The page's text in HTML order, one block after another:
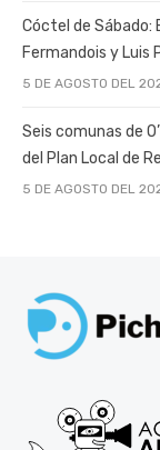
Cóctel de Sábado:
Fermandois y Luis
5 DE AGOSTO DEL
Seis comunas de
del Plan Local de
5 DE AGOSTO DEL